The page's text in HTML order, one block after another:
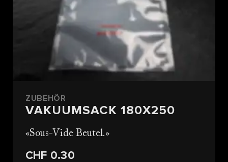
ZUBEHÖR
VAKUUMSACK 180X250
Sous-Vide Beutel.
CHF 0.30